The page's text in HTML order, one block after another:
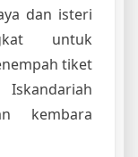
dan isteri
untuk
tiket
kembara